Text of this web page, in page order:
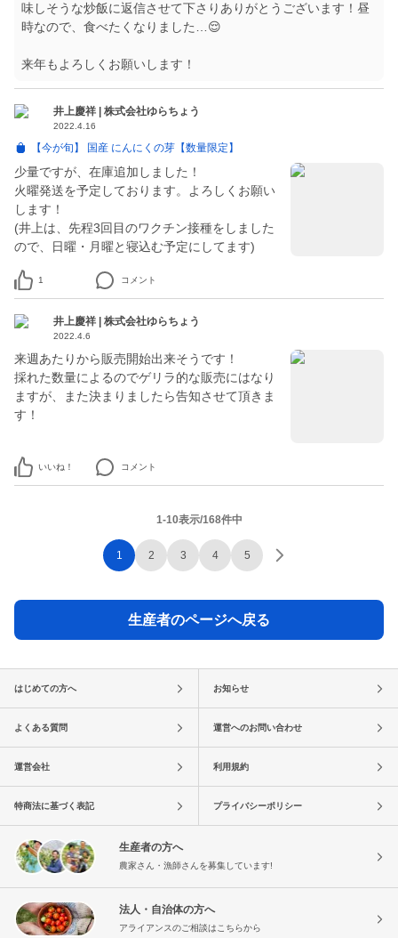
味しそうな炒飯に返信させて下さりありがとうございます！昼
時なので、食べたくなりました…😌
来年もよろしくお願いします！
井上慶祥 | 株式会社ゆらちょう
2022.4.16
【今が旬】 国産 にんにくの芽【数量限定】
少量ですが、在庫追加しました！
火曜発送を予定しております。よろしくお願い
します！
(井上は、先程3回目のワクチン接種をしました
ので、日曜・月曜と寝込む予定にしてます)
1 コメント
井上慶祥 | 株式会社ゆらちょう
2022.4.6
来週あたりから販売開始出来そうです！
採れた数量によるのでゲリラ的な販売にはなり
ますが、また決まりましたら告知させて頂きま
す！
いいね！ コメント
1-10表示/168件中
1 2 3 4 5
生産者のページへ戻る
はじめての方へ お知らせ
よくある質問 運営へのお問い合わせ
運営会社 利用規約
特商法に基づく表記 プライバシーポリシー
生産者の方へ
農家さん・漁師さんを募集しています!
法人・自治体の方へ
アライアンスのご相談はこちらから